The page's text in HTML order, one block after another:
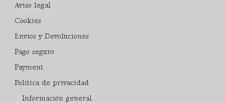
Aviso legal
Cookies
Envíos y Devoluciones
Pago seguro
Payment
Política de privacidad
Información general